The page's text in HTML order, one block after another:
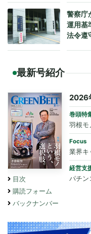
警察庁
運用基
法令遵
最新号紹介
目次
購読フォーム
バックナンバー
2026
巻頭特
羽根モ
Focus
業界キ
経営支
パチン